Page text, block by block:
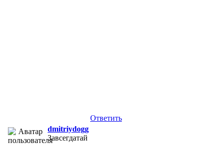
Ответить
dmitriydogg
Завсегдатай